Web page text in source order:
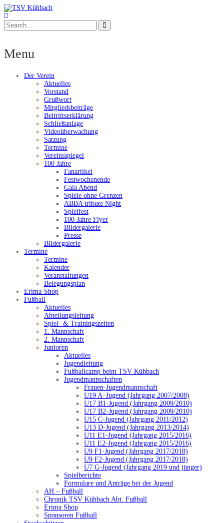
Menu
Der Verein
Aktuelles
Vorstand
Grußwort
Mitgliedsbeiträge
Beitrittserklärung
Schließanlage
Videoüberwachung
Satzung
Termine
Vereinsspiegel
100 Jahre
Fanartikel
Festwochenende
Gala Abend
Spiele ohne Grenzen
ABBA tribute Night
Spielfest
100 Jahre Flyer
Bildergalerie
Presse
Bildergalerie
Termine
Termine
Kalender
Veranstaltungen
Belegungsplan
Erima-Shop
Fußball
Aktuelles
Abteilungsleitung
Spiel- & Trainingszeiten
1. Mannschaft
2. Mannschaft
Junioren
Aktuelles
Jugendleitung
Fußballcamp beim TSV Kühbach
Jugendmannschaften
Frauen-Jugendmannschaft
U19 A–Jugend (Jahrgang 2007/2008)
U17 B1-Jugend (Jahrgang 2009/2010)
U17 B2-Jugend (Jahrgang 2009/2010)
U15 C-Jugend (Jahrgang 2011/2012)
U13 D-Jugend (Jahrgang 2013/2014)
U11 E1-Jugend (Jahrgang 2015/2016)
U11 E2-Jugend (Jahrgang 2015/2016)
U9 F1-Jugend (Jahrgang 2017/2018)
U9 F2-Jugend (Jahrgang 2017/2018)
U7 G-Jugend (Jahrgang 2019 und jünger)
Spielberichte
Formulare und Anträge bei der Jugend
AH – Fußball
Chronik TSV Kühbach Abt. Fußball
Erima Shop
Sponsoren Fußball